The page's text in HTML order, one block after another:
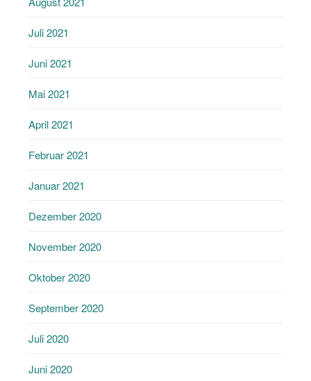
Juli 2021
Juni 2021
Mai 2021
April 2021
Februar 2021
Januar 2021
Dezember 2020
November 2020
Oktober 2020
September 2020
Juli 2020
Juni 2020